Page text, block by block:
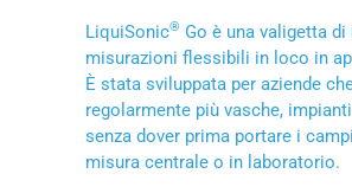
LiquiSonic® Go è una valigetta
misurazioni flessibili in loco in
È stata sviluppata per aziende
regolarmente più vasche,
senza dover prima portare i
misura centrale o in laboratorio.